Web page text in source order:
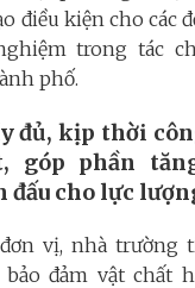
điều kiện cho các
trong tác
phố.
đủ, kịp thời
góp phần
đấu cho lực
đơn vị, nhà trường
đảm vật chất